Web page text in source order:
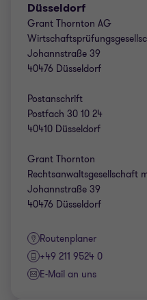
Düsseldorf
Grant Thornton AG
Johannstraße 39
40476 Düsseldorf
Postanschrift
Postfach 30 10 24
40410 Düsseldorf
Grant Thornton
Rechtsanwaltsgesellschaft
Johannstraße 39
40476 Düsseldorf
Routenplaner
+49 211 9524 0
E-Mail an uns